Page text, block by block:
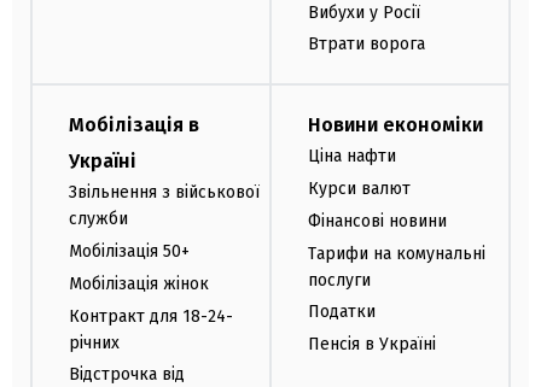
Вибухи у Росії
Втрати ворога
Мобілізація в
Україні
Звільнення з військової
служби
Мобілізація 50+
Мобілізація жінок
Контракт для 18-24-
річних
Відстрочка від
Новини економіки
Ціна нафти
Курси валют
Фінансові новини
Тарифи на комунальні
послуги
Податки
Пенсія в Україні